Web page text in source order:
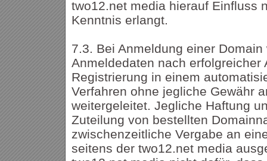
two12.net media hierauf Einfluss
Kenntnis erlangt.
7.3. Bei Anmeldung einer Domain
Anmeldedaten nach erfolgreicher
Registrierung in einem
Verfahren ohne jegliche Gewähr
weitergeleitet. Jegliche Haftung
Zuteilung von bestellten
zwischenzeitliche Vergabe an
seitens der two12.net media